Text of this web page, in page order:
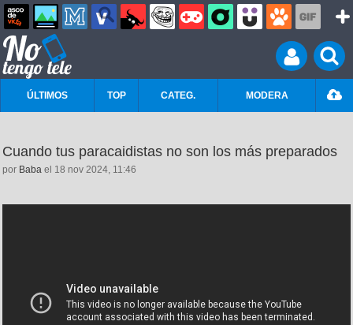
ÚLTIMOS TOP CATEG. MODERA
Cuando tus paracaidistas no son los más preparados
por Baba el 18 nov 2024, 11:46